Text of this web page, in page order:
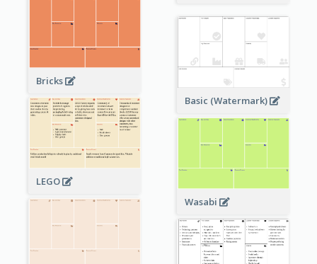
Bricks
Basic (Watermark)
LEGO
Wasabi